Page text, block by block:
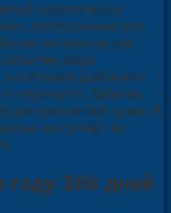
скептически
високосным или
актуальна эта
ведь
в котором добавлен
хорошего. Забегая
ровно 366 дней. А
наступает не
366 дней